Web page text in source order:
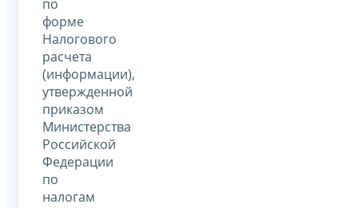
по
форме
Налогового
расчета
(информации),
утвержденной
приказом
Министерства
Российской
Федерации
по
налогам